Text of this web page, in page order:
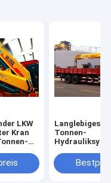
LKW
Kran
Langlebiges
Tonnen-
Kran, 63 l/min
Ölfluss-